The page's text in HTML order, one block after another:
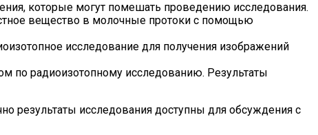
которые могут помешать проведению исследования.
вещество в молочные протоки с помощью
исследование для получения изображений
по радиоизотопному исследованию. Результаты
результаты исследования доступны для обсуждения с